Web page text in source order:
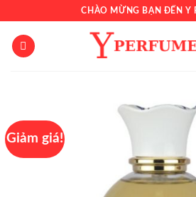
nội
dung
CHÀO MỪNG BẠN ĐẾN Y
Giảm giá!